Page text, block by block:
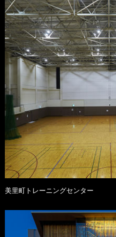
美里町トレーニングセンター